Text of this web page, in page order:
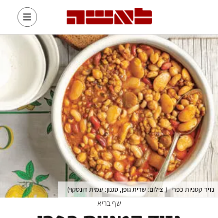
נזיד קטניות כפרי ( צילום: שרית גופן, סגנון: עמית דונסקוי)
שף בריא